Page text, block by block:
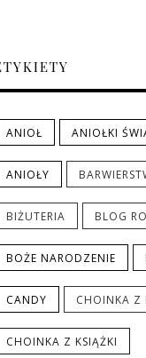
ANIOŁ ANIOŁKI
ANIOŁY
BIŻUTERIA BLOG
BOŻE NARODZENIE
CANDY CHOINKA Z
CHOINKA Z KSIĄŻKI